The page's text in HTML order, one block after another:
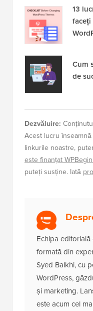
13
faceți
Cum
de
Dezvăluire:
Acest lucru
linkurile noastre,
este finanțat
puteți susține. Iată
Echipa
formată din
Syed Balkhi, cu
WordPress,
și marketing.
este acum cel